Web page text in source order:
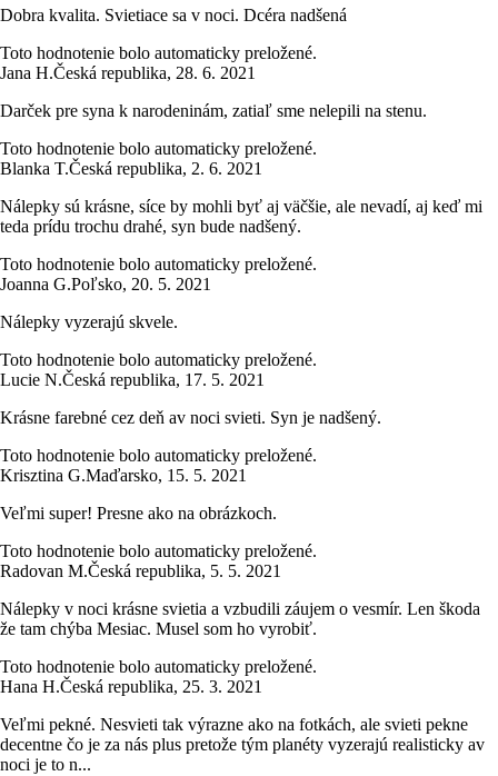
Dobra kvalita. Svietiace sa v noci. Dcéra nadšená
Toto hodnotenie bolo automaticky preložené.
Jana H.Česká republika, 28. 6. 2021
Darček pre syna k narodeninám, zatiaľ sme nelepili na stenu.
Toto hodnotenie bolo automaticky preložené.
Blanka T.Česká republika, 2. 6. 2021
Nálepky sú krásne, síce by mohli byť aj väčšie, ale nevadí, aj keď mi
teda prídu trochu drahé, syn bude nadšený.
Toto hodnotenie bolo automaticky preložené.
Joanna G.Poľsko, 20. 5. 2021
Nálepky vyzerajú skvele.
Toto hodnotenie bolo automaticky preložené.
Lucie N.Česká republika, 17. 5. 2021
Krásne farebné cez deň av noci svieti. Syn je nadšený.
Toto hodnotenie bolo automaticky preložené.
Krisztina G.Maďarsko, 15. 5. 2021
Veľmi super! Presne ako na obrázkoch.
Toto hodnotenie bolo automaticky preložené.
Radovan M.Česká republika, 5. 5. 2021
Nálepky v noci krásne svietia a vzbudili záujem o vesmír. Len škoda
že tam chýba Mesiac. Musel som ho vyrobiť.
Toto hodnotenie bolo automaticky preložené.
Hana H.Česká republika, 25. 3. 2021
Veľmi pekné. Nesvieti tak výrazne ako na fotkách, ale svieti pekne
decentne čo je za nás plus pretože tým planéty vyzerajú realisticky av
noci je to n...